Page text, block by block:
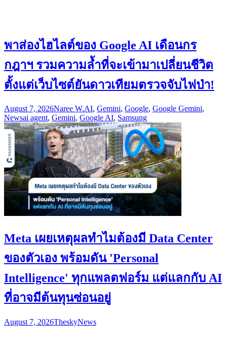
พาส่องไฮไลต์ของ Google AI เดือนกร
กฎาฯ รวมความล้ำที่จะเข้ามาเปลี่ยนชีวิต
ตั้งแต่เว็บไซต์ยันดาวเทียมตรวจจับไฟป่า!
August 7, 2026Naree W.AI, Gemini, Google, Google Gemini,
Newsai agent, Gemini, Google AI, Samsung
Meta เผยเหตุผลทำไมต้องมี Data Center
ของตัวเอง พร้อมดัน 'Personal
Intelligence' ทุกแพลตฟอร์ม แต่แลกกับ AI
ที่อาจมีต้นทุนซ่อนอยู่
August 7, 2026TheskyNews